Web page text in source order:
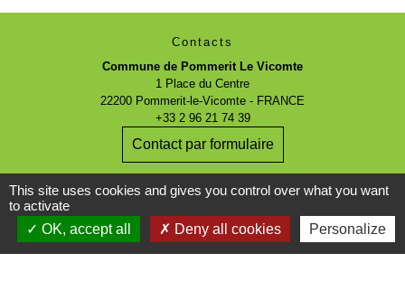
Contacts
Commune de Pommerit Le Vicomte
1 Place du Centre
22200 Pommerit-le-Vicomte - FRANCE
+33 2 96 21 74 39
Contact par formulaire
Horaires d'ouverture
Du mardi au vendredi : 9h - 12h / 14h- 17h
Samedi : 9h - 12h
This site uses cookies and gives you control over what you want
to activate
OK, accept all
Deny all cookies Personalize